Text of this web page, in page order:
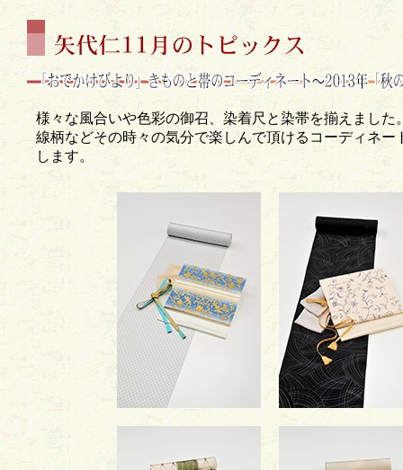
様々な風合いや色彩の御召、染着尺と染帯を揃えました
線柄などその時々の気分で楽しんで頂けるコーディネー
します。